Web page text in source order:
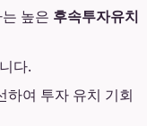
높은 후속투자유치
다.
하여 투자 유치 기회